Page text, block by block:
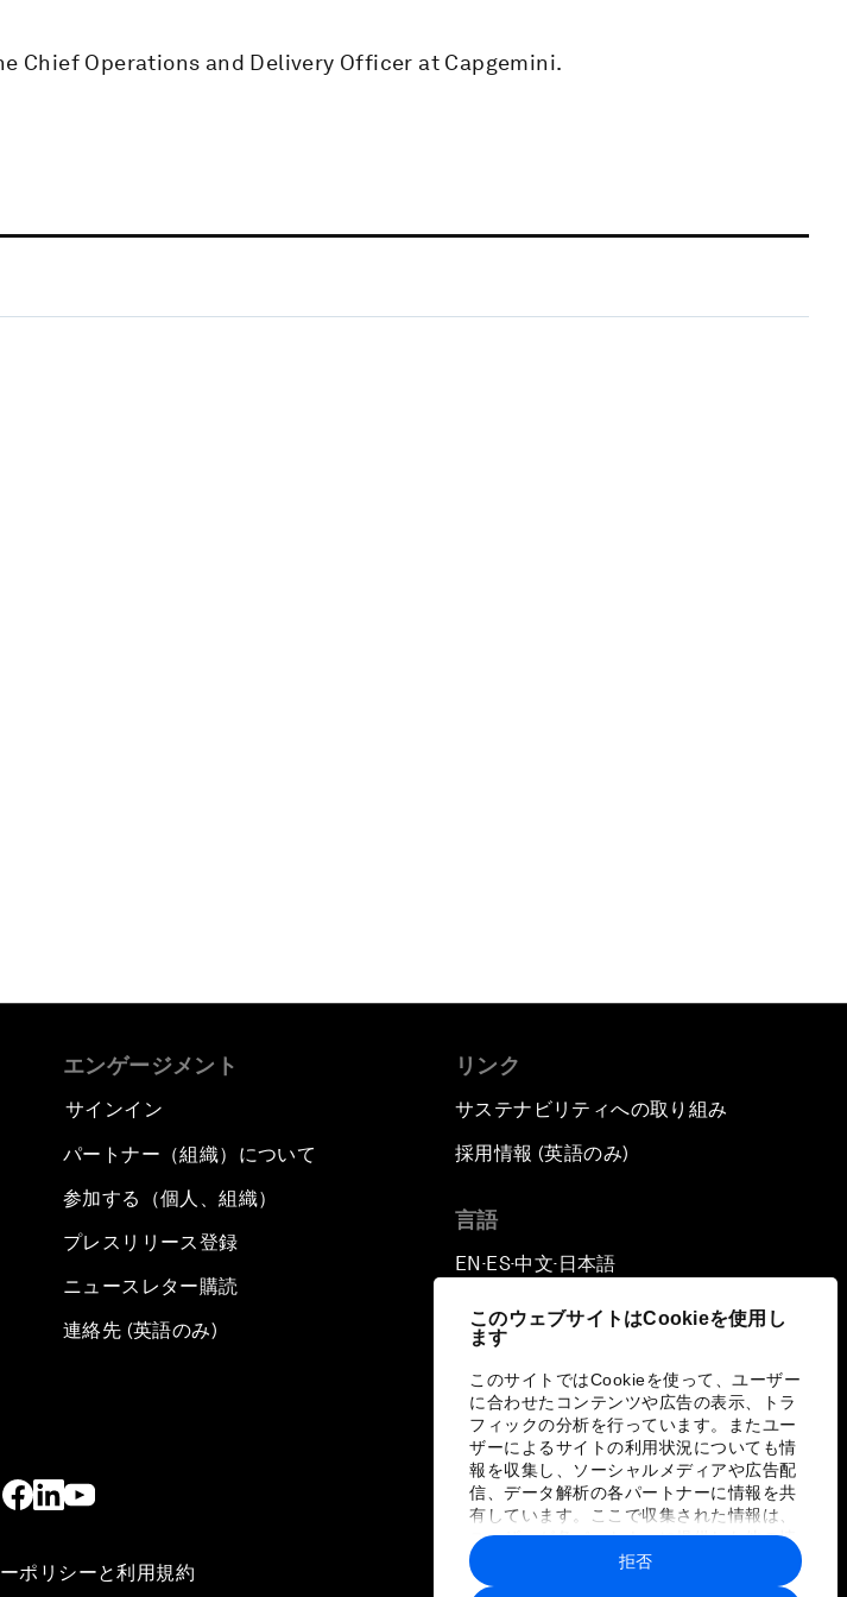
このウェブサイトはCookieを使用し
ます
このサイトではCookieを使って、ユーザー
に合わせたコンテンツや広告の表示、トラ
フィックの分析を行っています。またユー
ザーによるサイトの利用状況についても情
報を収集し、ソーシャルメディアや広告配
信、データ解析の各パートナーに情報を共
有しています。ここで収集された情報は、
ユーザーが各パートナーに提供した他の情
報や各パートナーのサービスを使用した際
に収集された情報と組み合わされ、各パー
拒否
Chief Operations and Delivery Officer at Capgemini.
エンゲージメント
サインイン
パートナー（組織）について
参加する（個人、組織）
プレスリリース登録
ニュースレター購読
連絡先 (英語のみ)
リンク
サステナビリティへの取り組み
採用情報 (英語のみ)
言語
EN ▪ ES▪中文▪ 日本語
ポリシーと利用規約